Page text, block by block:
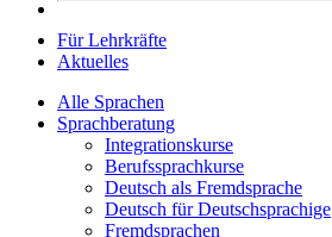
Für Lehrkräfte
Aktuelles
Alle Sprachen
Sprachberatung
Integrationskurse
Berufssprachkurse
Deutsch als Fremdsprache
Deutsch für Deutschsprachige
Fremdsprachen